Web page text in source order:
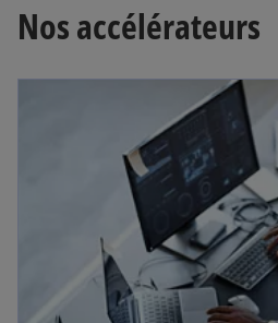
Nos accélérateurs